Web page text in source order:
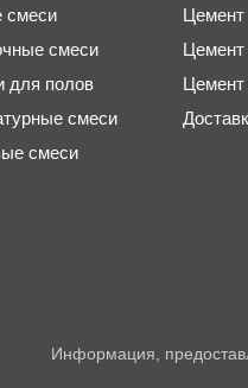
смеси
смеси
для полов
смеси
смеси
Цемент
Информация,